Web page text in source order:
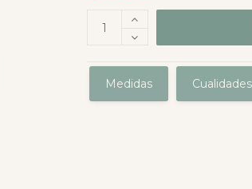
Medidas Cualidades